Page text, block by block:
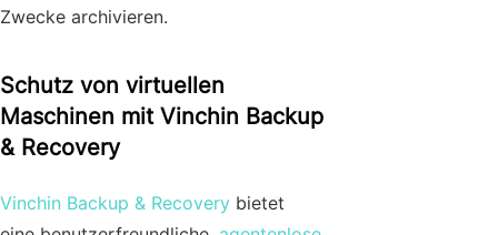
Zwecke archivieren.
Schutz von virtuellen
Maschinen mit Vinchin Backup
& Recovery
Vinchin Backup & Recovery bietet